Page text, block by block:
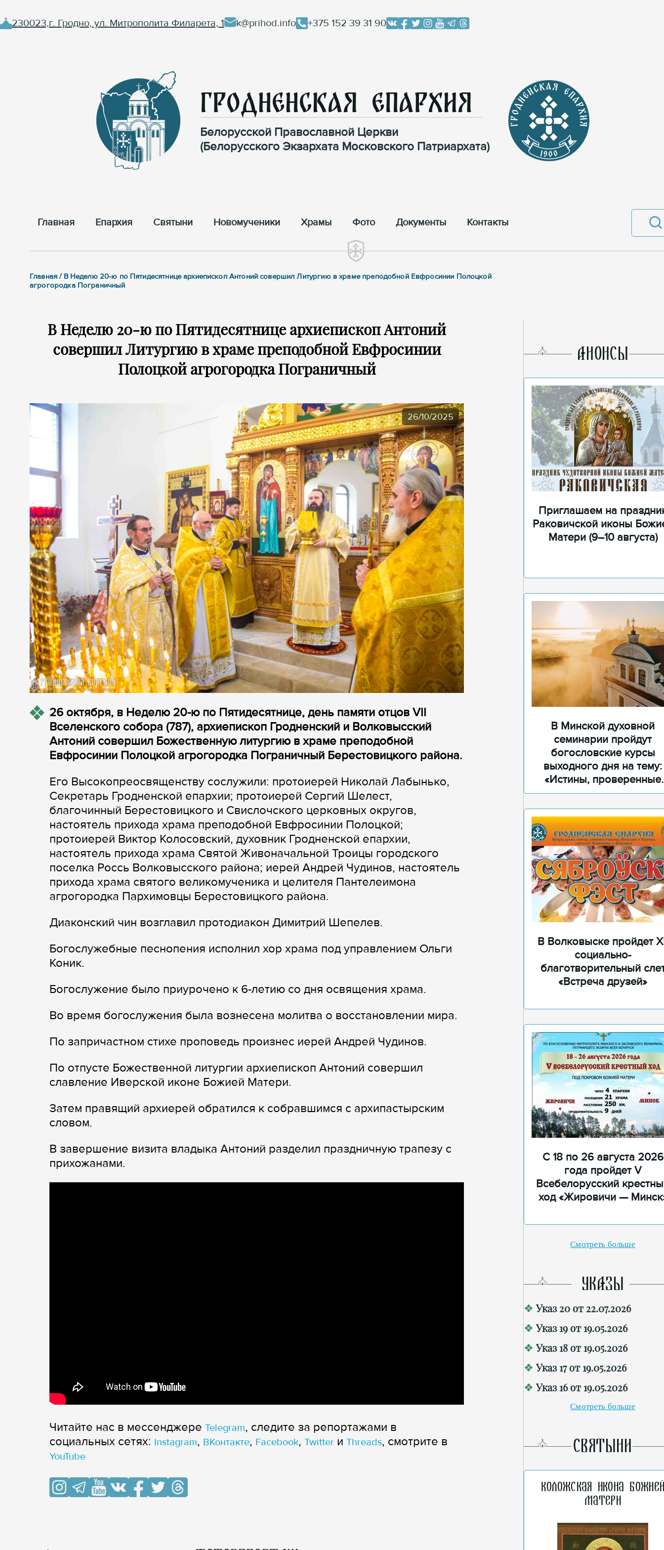
230023,г. Гродно, ул. Митрополита Филарета, 1 k@prihod.info +375 152 39 31 90
Гродненская Епархия
Белорусской Православной Церкви
(Белорусского Экзархата Московского Патриархата)
Главная Епархия Cвятыни Новомученики Храмы Фото Документы Контакты
Главная / В Неделю 20-ю по Пятидесятнице архиепископ Антоний совершил Литургию в храме преподобной Евфросинии Полоцкой
агрогородка Пограничный
В Неделю 20-ю по Пятидесятнице архиепископ Антоний
совершил Литургию в храме преподобной Евфросинии
Полоцкой агрогородка Пограничный
26/10/2025
26 октября, в Неделю 20-ю по Пятидесятнице, день памяти отцов VII
Вселенского собора (787), архиепископ Гродненский и Волковысский
Антоний совершил Божественную литургию в храме преподобной
Евфросинии Полоцкой агрогородка Пограничный Берестовицкого района.
Его Высокопреосвященству сослужили: протоиерей Николай Лабынько,
Cекретарь Гродненской епархии; протоиерей Сергий Шелест,
благочинный Берестовицкого и Свислочского церковных округов,
настоятель прихода храма преподобной Евфросинии Полоцкой;
протоиерей Виктор Колосовский, духовник Гродненской епархии,
настоятель прихода храма Святой Живоначальной Троицы городского
поселка Россь Волковысского района; иерей Андрей Чудинов, настоятель
прихода храма святого великомученика и целителя Пантелеимона
агрогородка Пархимовцы Берестовицкого района.
Диаконский чин возглавил протодиакон Димитрий Шепелев.
Богослужебные песнопения исполнил хор храма под управлением Ольги
Коник.
Богослужение было приурочено к 6-летию со дня освящения храма.
Во время богослужения была вознесена молитва о восстановлении мира.
По запричастном стихе проповедь произнес иерей Андрей Чудинов.
По отпусте Божественной литургии архиепископ Антоний совершил
славление Иверской иконе Божией Матери.
Затем правящий архиерей обратился к собравшимся с архипастырским
словом.
В завершение визита владыка Антоний разделил праздничную трапезу с
прихожанами.
Читайте нас в мессенджере Telegram, следите за репортажами в
cоциальных сетях: Instagram, ВКонтакте, Facebook, Twitter и Threads, смотрите в
YouTube
AНОНСЫ
Приглашаем на
Раковичской иконы
Матери (9–10 августа)
В Минской духовной
семинарии пройдут
богословские курсы
выходного дня на тему:
«Истины, проверенные
временем»
В Волковыске пройдет
социально-
благотворительный
«Встреча друзей»
С 18 по 26 августа 2026
года пройдет V
Всебелорусский
ход «Жировичи —
Смотреть больше
УКАЗЫ
Указ 20 от 22.07.2026
Указ 19 от 19.05.2026
Указ 18 от 19.05.2026
Указ 17 от 19.05.2026
Указ 16 от 19.05.2026
Смотреть больше
СВЯТЫНИ
Коложская икона
Матери